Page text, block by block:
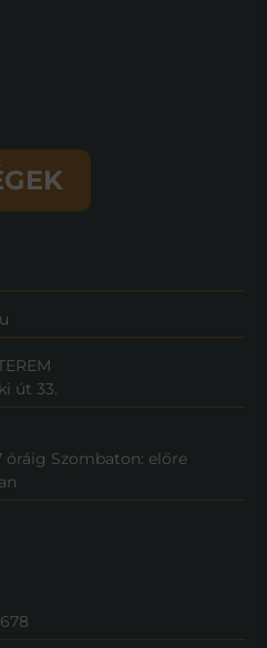
út 33.
óráig Szombaton: előre